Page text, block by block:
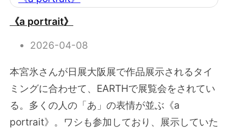
《a portrait》
2026-04-08
本宮氷さんが日展大阪展で作品展示されるタイ
ミングに合わせて、EARTHで展覧会をされてい
る。多くの人の「あ」の表情が並ぶ《a
portrait》。ワシも参加しており、展示していた